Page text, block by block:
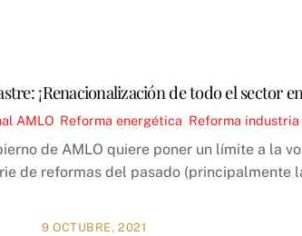
¡Renacionalización de todo el sector
AMLO Reforma energética Reforma
de AMLO quiere poner un límite a la
de reformas del pasado (principalmente
9 OCTUBRE, 2021